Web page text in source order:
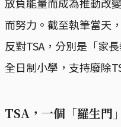
而努力。截至執筆當天
反對TSA，分別是「家
全日制小學，支持廢除
TSA，一個「羅生門」